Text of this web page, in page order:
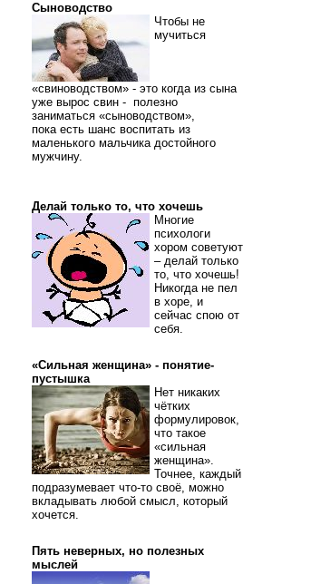
Сыноводство
Чтобы не
мучиться
«свиноводством» - это когда из сына
уже вырос свин - полезно
заниматься «сыноводством»,
пока есть шанс воспитать из
маленького мальчика достойного
мужчину.
Делай только то, что хочешь
Многие
психологи
хором советуют
– делай только
то, что хочешь!
Никогда не пел
в хоре, и
сейчас спою от
себя.
«Сильная женщина» - понятие-
пустышка
Нет никаких
чётких
формулировок,
что такое
«сильная
женщина».
Точнее, каждый
подразумевает что-то своё, можно
вкладывать любой смысл, который
хочется.
Пять неверных, но полезных
мыслей